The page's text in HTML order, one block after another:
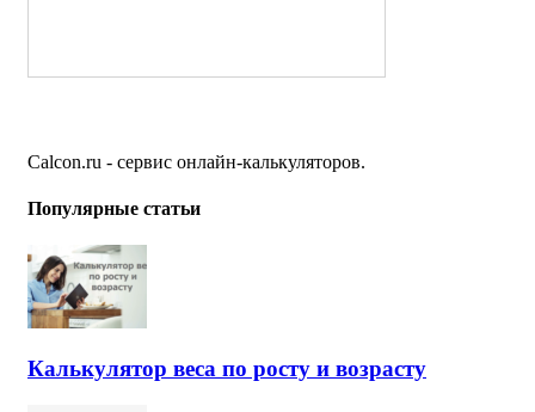
Calcon.ru - сервис онлайн-калькуляторов.
Популярные статьи
Калькулятор веса по росту и возрасту